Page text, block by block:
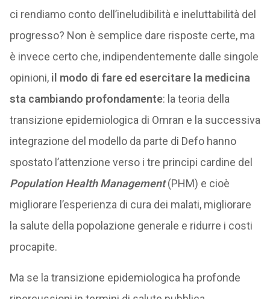
ci rendiamo conto dell’ineludibilità e ineluttabilità del
progresso? Non è semplice dare risposte certe, ma
è invece certo che, indipendentemente dalle singole
opinioni, il modo di fare ed esercitare la medicina
sta cambiando profondamente: la teoria della
transizione epidemiologica di Omran e la successiva
integrazione del modello da parte di Defo hanno
spostato l’attenzione verso i tre principi cardine del
Population Health Management(PHM) e cioè
migliorare l’esperienza di cura dei malati, migliorare
la salute della popolazione generale e ridurre i costi
procapite.
Ma se la transizione epidemiologica ha profonde